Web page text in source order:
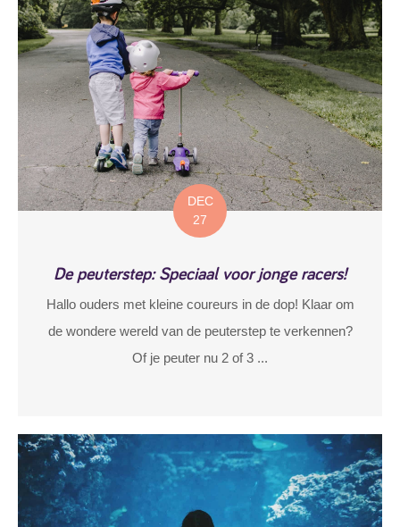
DEC
27
De peuterstep: Speciaal voor jonge racers!
Hallo ouders met kleine coureurs in de dop! Klaar om
de wondere wereld van de peuterstep te verkennen?
Of je peuter nu 2 of 3 ...